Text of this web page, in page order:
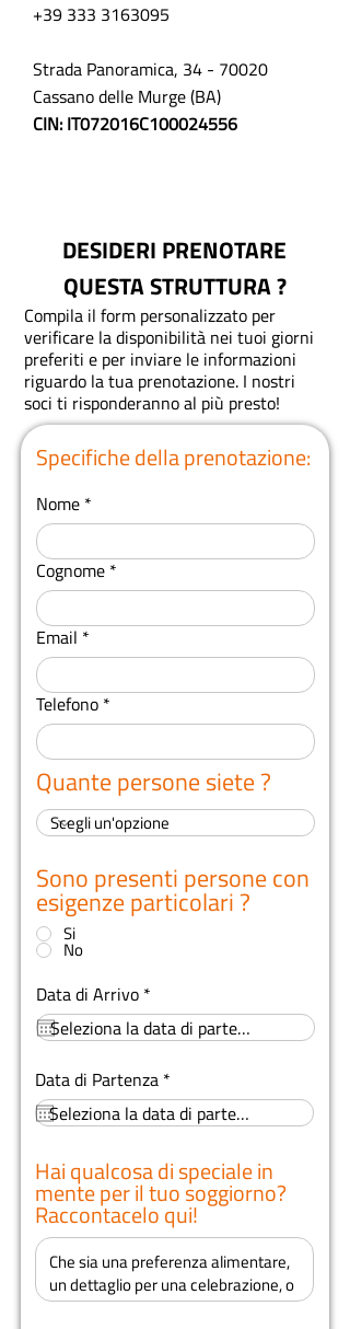
+39 333 3163095
Strada Panoramica, 34 - 70020
Cassano delle Murge (BA)
CIN: IT072016C100024556
DESIDERI PRENOTARE
QUESTA STRUTTURA ?
Compila il form personalizzato per
verificare la disponibilità nei tuoi giorni
preferiti e per inviare le informazioni
riguardo la tua prenotazione. I nostri
soci ti risponderanno al più presto!
Specifiche della prenotazione:
Nome
Cognome
Email
Telefono
Quante persone siete ?
Sono presenti persone con
esigenze particolari ?
Si
No
Data di Arrivo *
e
q
u
r
e
d
Data di Partenza *
e
q
u
r
e
d
Hai qualcosa di speciale in
mente per il tuo soggiorno?
Raccontacelo qui!